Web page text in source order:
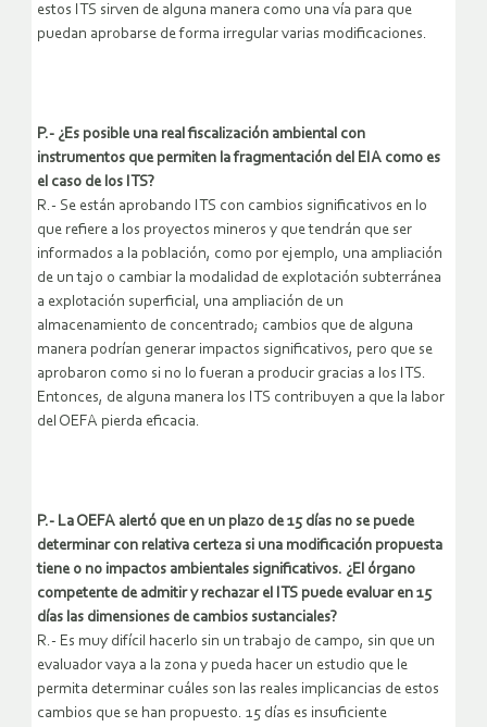
estos ITS sirven de alguna manera como una vía para que
puedan aprobarse de forma irregular varias modificaciones.
P.- ¿Es posible una real fiscalización ambiental con
instrumentos que permiten la fragmentación del EIA como es
el caso de los ITS?
R.- Se están aprobando ITS con cambios significativos en lo
que refiere a los proyectos mineros y que tendrán que ser
informados a la población, como por ejemplo, una ampliación
de un tajo o cambiar la modalidad de explotación subterránea
a explotación superficial, una ampliación de un
almacenamiento de concentrado; cambios que de alguna
manera podrían generar impactos significativos, pero que se
aprobaron como si no lo fueran a producir gracias a los ITS.
Entonces, de alguna manera los ITS contribuyen a que la labor
del OEFA pierda eficacia.
P.- La OEFA alertó que en un plazo de 15 días no se puede
determinar con relativa certeza si una modificación propuesta
tiene o no impactos ambientales significativos. ¿El órgano
competente de admitir y rechazar el ITS puede evaluar en 15
días las dimensiones de cambios sustanciales?
R.- Es muy difícil hacerlo sin un trabajo de campo, sin que un
evaluador vaya a la zona y pueda hacer un estudio que le
permita determinar cuáles son las reales implicancias de estos
cambios que se han propuesto. 15 días es insuficiente